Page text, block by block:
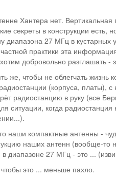
Хантера нет.
секреты в конструкции
27 МГц в кустарных
практики эта
добровольно разглашать -
же, чтобы не облегчать жизнь
(корпуса, платы), с
радиостанцию в руку (все
ситуации, когда радиостанция
наши компактные антенны -
наших антенн (вообще-то
диапазоне 27 МГц - это ...
это ... меньше пахло.